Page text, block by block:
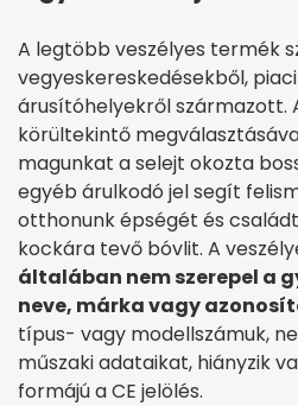
A legtöbb veszélyes termék
vegyeskereskedésekből,
árusítóhelyekről származott.
körültekintő
magunkat a selejt okozta
egyéb árulkodó jel segít
otthonunk épségét és
kockára tevő bóvlit. A
általában nem szerepel a
neve, márka vagy
típus- vagy modellszámuk,
műszaki adataikat, hiányzik
formájú a CE jelölés.